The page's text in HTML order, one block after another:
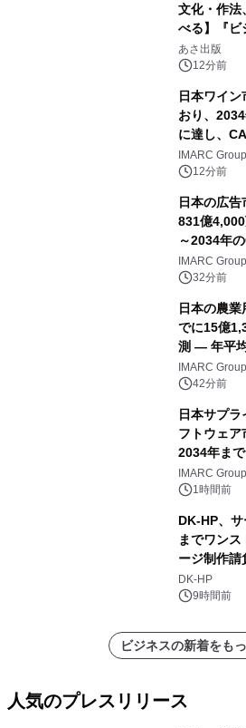
文化・作法
べる】『ビ
養としての
（火）発売
あさ出版
12分前
日本ワイ
おり、
に達し、
測
IMARC Group
12分前
日本の広
831億
～2034年
IMARC Group
32分前
日本の農
でに15億
測 ― 年平
記録
IMARC Group
42分前
日本サプ
フトウェア
2034年ま
し、CAGR
IMARC Group
1時間前
DK-HP、
までワン
ージ制作請
DK-HP
9時間前
ビジネスの新着をも
人気のプレスリリース